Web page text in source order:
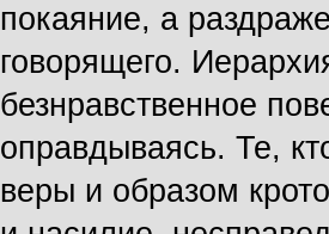
покаяние, а
говорящего.
безнравственное
оправдываясь. Те,
веры и образом